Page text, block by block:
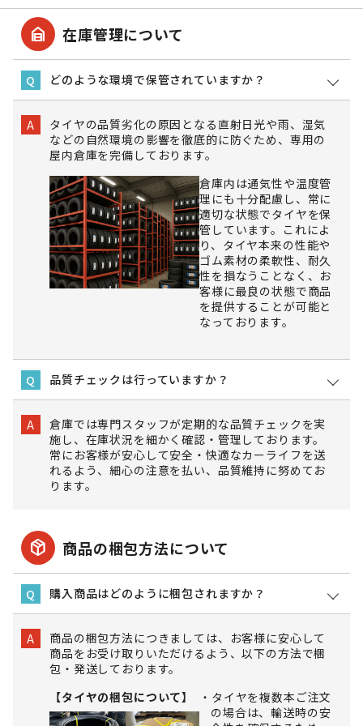
garage_home 在庫管理について
Q どのような環境で保管されていますか？
A
タイヤの品質劣化の原因となる直射日光や雨、湿気
などの自然環境の影響を徹底的に防ぐため、専用の
屋内倉庫を完備しております。
倉庫内は通気性や温度管
理にも十分配慮し、常に
適切な状態でタイヤを保
管しています。これによ
り、タイヤ本来の性能や
ゴム素材の柔軟性、耐久
性を損なうことなく、お
客様に最良の状態で商品
を提供することが可能と
なっております。
Q 品質チェックは行っていますか？
A
倉庫では専門スタッフが定期的な品質チェックを実
施し、在庫状況を細かく確認・管理しております。
常にお客様が安心して安全・快適なカーライフを送
れるよう、細心の注意を払い、品質維持に努めてお
ります。
package_2 商品の梱包方法について
Q 購入商品はどのように梱包されますか？
A
商品の梱包方法につきましては、お客様に安心して
商品をお受け取りいただけるよう、以下の方法で梱
包・発送しております。
【タイヤの梱包について】
タイヤを複数本ご注文
の場合は、輸送時の安